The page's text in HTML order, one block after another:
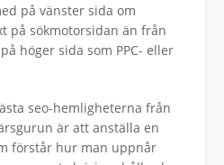
på vänster sida om
på sökmotorsidan än från
höger sida som PPC- eller
seo-hemligheterna från
är att anställa en
förstår hur man uppnår